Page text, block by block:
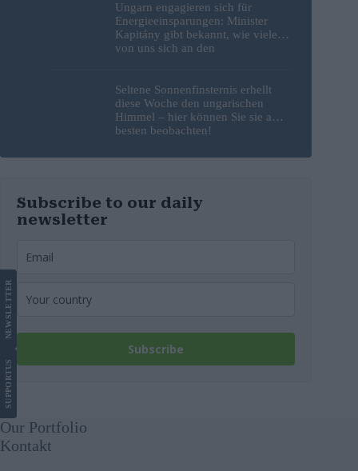
Ungarn engagieren sich für
Energieeinsparungen: Minister
Kapitány gibt bekannt, wie viele
von uns sich an den
Seltene Sonnenfinsternis erhellt
diese Woche den ungarischen
Himmel – hier können Sie sie am
besten beobachten!
Subscribe to our daily
newsletter
Subscribe
SUPPORT
US
NEWS
LETTER
Our Portfolio
Kontakt